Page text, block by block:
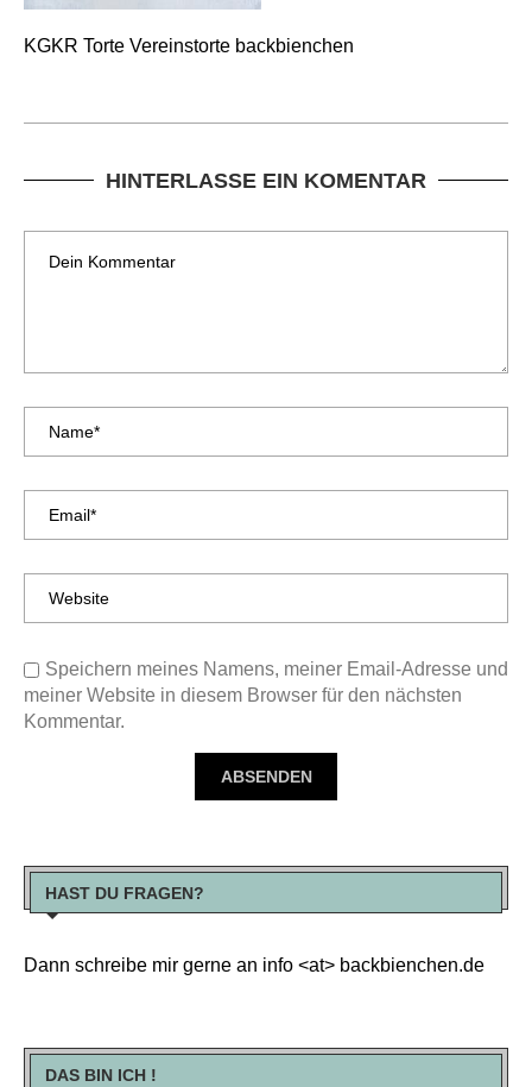
KGKR Torte Vereinstorte backbienchen
HINTERLASSE EIN KOMENTAR
Speichern meines Namens, meiner Email-Adresse und
meiner Website in diesem Browser für den nächsten
Kommentar.
HAST DU FRAGEN?
Dann schreibe mir gerne an info <at> backbienchen.de
DAS BIN ICH !